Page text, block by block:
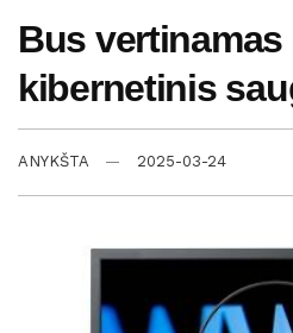
Bus
kibernetinis
ANYKŠTA 2025-03-24